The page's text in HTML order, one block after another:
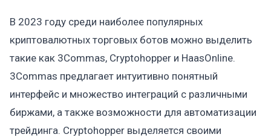
В 2023 году среди наиболее популярных
криптовалютных торговых ботов можно выделить
такие как 3Commas, Cryptohopper и HaasOnline.
3Commas предлагает интуитивно понятный
интерфейс и множество интеграций с различными
биржами, а также возможности для автоматизации
трейдинга. Cryptohopper выделяется своими